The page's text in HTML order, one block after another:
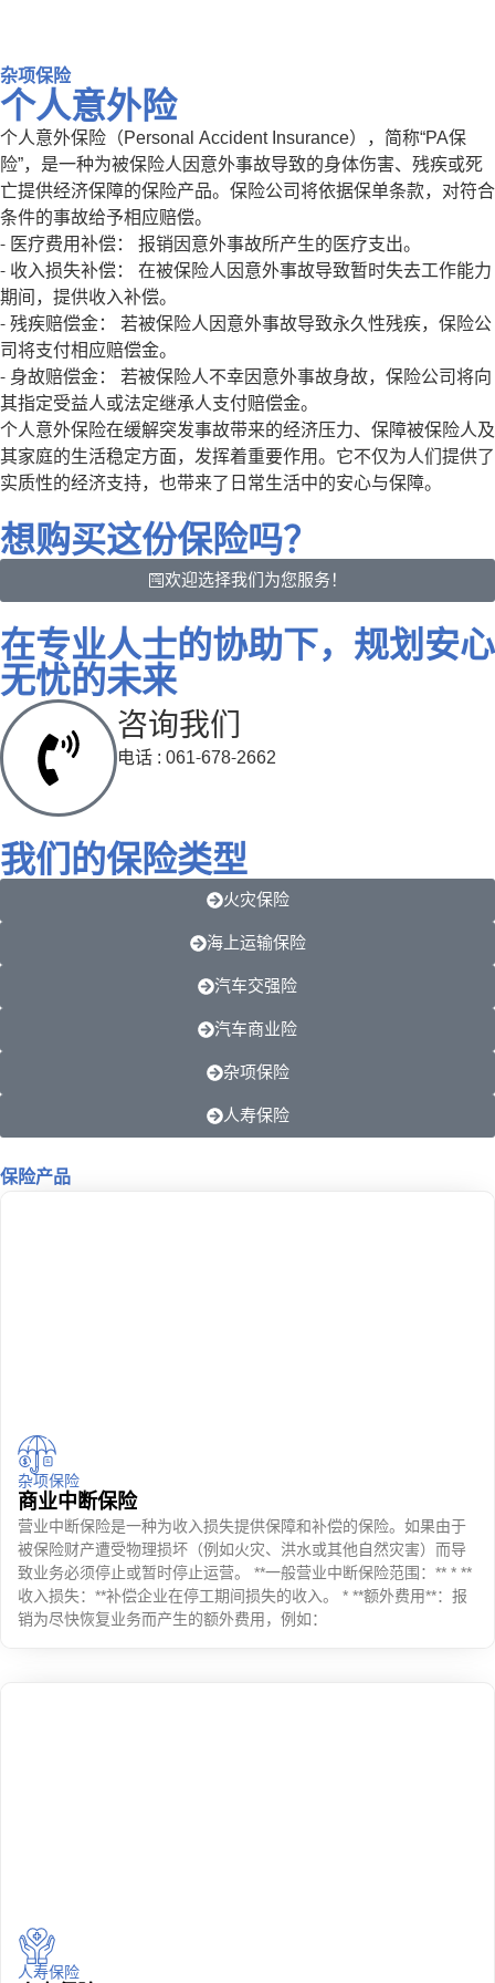
杂项保险
个人意外险
个人意外保险（Personal Accident Insurance），简称“PA保
险”，是一种为被保险人因意外事故导致的身体伤害、残疾或死
亡提供经济保障的保险产品。保险公司将依据保单条款，对符合
条件的事故给予相应赔偿。
- 医疗费用补偿： 报销因意外事故所产生的医疗支出。
- 收入损失补偿： 在被保险人因意外事故导致暂时失去工作能力
期间，提供收入补偿。
- 残疾赔偿金： 若被保险人因意外事故导致永久性残疾，保险公
司将支付相应赔偿金。
- 身故赔偿金： 若被保险人不幸因意外事故身故，保险公司将向
其指定受益人或法定继承人支付赔偿金。
个人意外保险在缓解突发事故带来的经济压力、保障被保险人及
其家庭的生活稳定方面，发挥着重要作用。它不仅为人们提供了
实质性的经济支持，也带来了日常生活中的安心与保障。
想购买这份保险吗？
欢迎选择我们为您服务！
在专业人士的协助下，规划安心
无忧的未来
咨询我们
电话 : 061-678-2662
我们的保险类型
火灾保险
海上运输保险
汽车交强险
汽车商业险
杂项保险
人寿保险
保险产品
杂项保险
商业中断保险
营业中断保险是一种为收入损失提供保障和补偿的保险。如果由于
被保险财产遭受物理损坏（例如火灾、洪水或其他自然灾害）而导
致业务必须停止或暂时停止运营。 **一般营业中断保险范围：** * **
收入损失：**补偿企业在停工期间损失的收入。 * **额外费用**：报
销为尽快恢复业务而产生的额外费用，例如：
人寿保险